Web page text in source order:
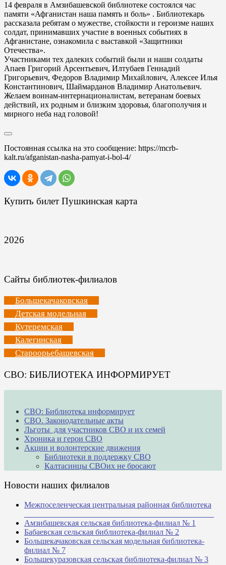
14 февраля в Амзибашевской библиотеке состоялся час
памяти «Афганистан наша память и боль» . Библиотекарь
рассказала ребятам о мужестве, стойкости и героизме наших
солдат, принимавших участие в военных событиях в
Афганистане, ознакомила с выставкой «Защитники
Отечества».
Участниками тех далеких событий были и наши солдаты
Апаев Григорий Арсентьевич, Илтубаев Геннадий
Григорьевич, Федоров Владимир Михайлович, Алексее Илья
Константинович, Шаймарданов Владимир Анатольевич.
Желаем воинам-интернационалистам, ветеранам боевых
действий, их родным и близким здоровья, благополучия и
мирного неба над головой!
Постоянная ссылка на это сообщение: https://mcrb-
kalt.ru/afganistan-nasha-pamyat-i-bol-4/
Купить билет Пушкинская карта
2026
Сайты библиотек-филиалов
Большекачаковская
Детская модельная
Кутеремская
Калегинская
Староорьебашевская
СВО: БИБЛИОТЕКА ИНФОРМИРУЕТ
СВО: Библиотека информирует
СВО. Законодательные акты
Льготы для участников СВО и их семей
Хроника и герои СВО
Акции и волонтерские движения
Библиотеки в поддержку СВО
Калтасинцы СВОих не бросают
Новости наших филиалов
Межпоселенческая центральная районная библиотека
Амзибашевская сельская библиотека-филиал № 1
Бабаевская сельская библиотека-филиал № 2
Большекачаковская сельская модельная библиотека-
филиал № 7
Большекуразовская сельская библиотека-филиал № 3